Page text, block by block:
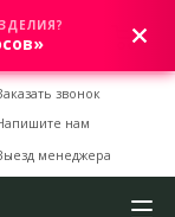
0
звонок
нам
менеджера